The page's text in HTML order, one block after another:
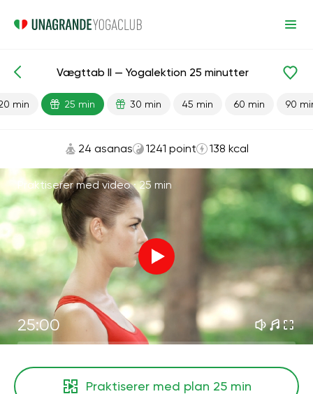
Færdiglavede lektioner Fremskreden Vægttab
Vægttab II — Yogalektion 25 minutter
min 25 min 30 min 45 min 60 min 90
24 asanas 1241 point 138 kcal
Praktiserer med video ·25 min
25:00
Praktiserer med plan 25 min